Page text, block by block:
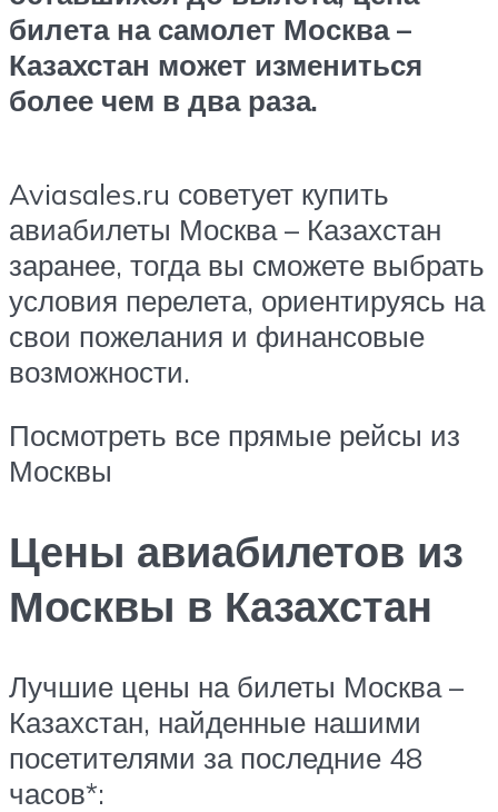
билета на самолет Москва –
Казахстан может измениться
более чем в два раза.
Aviasales.ru советует купить
авиабилеты Москва – Казахстан
заранее, тогда вы сможете выбрать
условия перелета, ориентируясь на
свои пожелания и финансовые
возможности.
Посмотреть все прямые рейсы из
Москвы
Цены авиабилетов из
Москвы в Казахстан
Лучшие цены на билеты Москва –
Казахстан, найденные нашими
посетителями за последние 48
часов*: